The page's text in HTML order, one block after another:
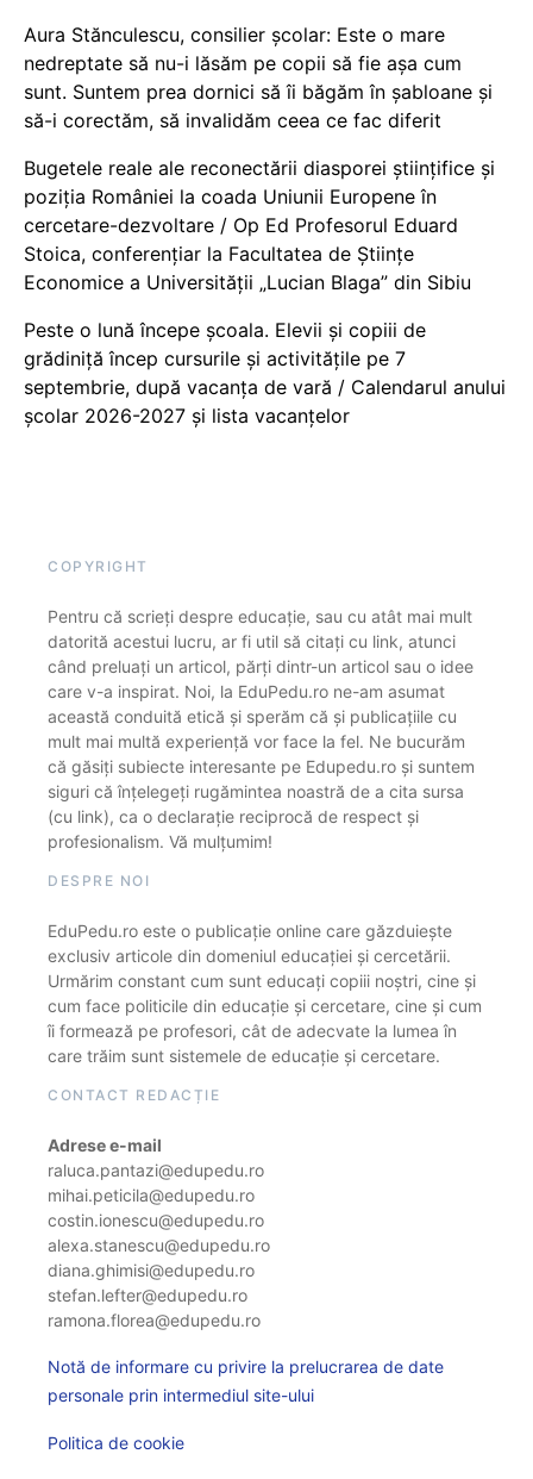
Aura Stănculescu, consilier școlar: Este o mare
nedreptate să nu-i lăsăm pe copii să fie așa cum
sunt. Suntem prea dornici să îi băgăm în șabloane și
să-i corectăm, să invalidăm ceea ce fac diferit
Bugetele reale ale reconectării diasporei științifice și
poziția României la coada Uniunii Europene în
cercetare-dezvoltare / Op Ed Profesorul Eduard
Stoica, conferențiar la Facultatea de Științe
Economice a Universității „Lucian Blaga” din Sibiu
Peste o lună începe școala. Elevii și copiii de
grădiniță încep cursurile și activitățile pe 7
septembrie, după vacanța de vară / Calendarul anului
școlar 2026-2027 și lista vacanțelor
COPYRIGHT
Pentru că scrieți despre educație, sau cu atât mai mult
datorită acestui lucru, ar fi util să citați cu link, atunci
când preluați un articol, părți dintr-un articol sau o idee
care v-a inspirat. Noi, la EduPedu.ro ne-am asumat
această conduită etică și sperăm că și publicațiile cu
mult mai multă experiență vor face la fel. Ne bucurăm
că găsiți subiecte interesante pe Edupedu.ro și suntem
siguri că înțelegeți rugămintea noastră de a cita sursa
(cu link), ca o declarație reciprocă de respect și
profesionalism. Vă mulțumim!
DESPRE NOI
EduPedu.ro este o publicație online care găzduiește
exclusiv articole din domeniul educației și cercetării.
Urmărim constant cum sunt educați copiii noștri, cine și
cum face politicile din educație și cercetare, cine și cum
îi formează pe profesori, cât de adecvate la lumea în
care trăim sunt sistemele de educație și cercetare.
CONTACT REDACȚIE
Adrese e-mail
raluca.pantazi@edupedu.ro
mihai.peticila@edupedu.ro
costin.ionescu@edupedu.ro
alexa.stanescu@edupedu.ro
diana.ghimisi@edupedu.ro
stefan.lefter@edupedu.ro
ramona.florea@edupedu.ro
Notă de informare cu privire la prelucrarea de date
personale prin intermediul site-ului
Politica de cookie